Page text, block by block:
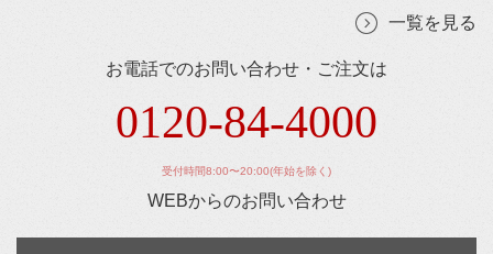
一覧を見る
お電話でのお問い合わせ・ご注文は
0120-84-4000
受付時間8:00〜20:00(年始を除く)
WEBからのお問い合わせ